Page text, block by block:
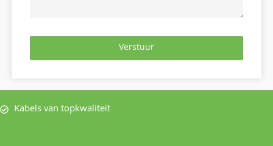
Verstuur
Kabels van topkwaliteit